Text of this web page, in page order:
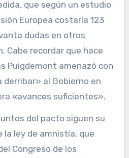
que según un estudio
Europea costaría 123
dudas en otros
Cabe recordar que hace
Puigdemont amenazó con
derribar» al Gobierno en
«avances suficientes».
del pacto siguen su
la ley de amnistía, que
Congreso de los